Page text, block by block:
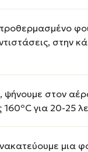
στην
ψήνουμε στον
για 20-25
μια